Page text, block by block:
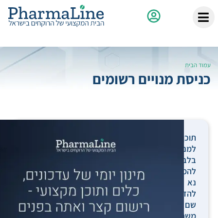
עמוד הבית
כניסת מנויים רשומים
תוכן
למנויים
בלבד.
להמשך,
נא
להזין
שם